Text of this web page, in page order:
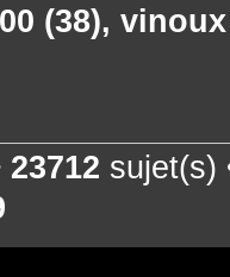
(38), vinoux
23712 sujet(s)